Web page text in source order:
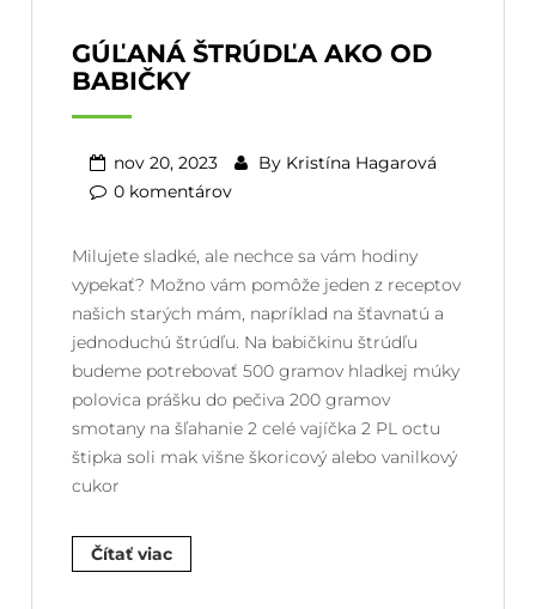
GÚĽANÁ ŠTRÚDĽA AKO OD
BABIČKY
nov 20, 2023 By Kristína Hagarová
0 komentárov
Milujete sladké, ale nechce sa vám hodiny
vypekať? Možno vám pomôže jeden z receptov
našich starých mám, napríklad na šťavnatú a
jednoduchú štrúdľu. Na babičkinu štrúdľu
budeme potrebovať 500 gramov hladkej múky
polovica prášku do pečiva 200 gramov
smotany na šľahanie 2 celé vajíčka 2 PL octu
štipka soli mak višne škoricový alebo vanilkový
cukor
Čítať viac